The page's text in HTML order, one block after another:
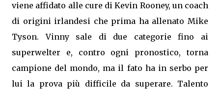
viene affidato alle cure di Kevin Rooney, un coach
di origini irlandesi che prima ha allenato Mike
Tyson. Vinny sale di due categorie fino ai
superwelter e, contro ogni pronostico, torna
campione del mondo, ma il fato ha in serbo per
lui la prova più difficile da superare. Talento